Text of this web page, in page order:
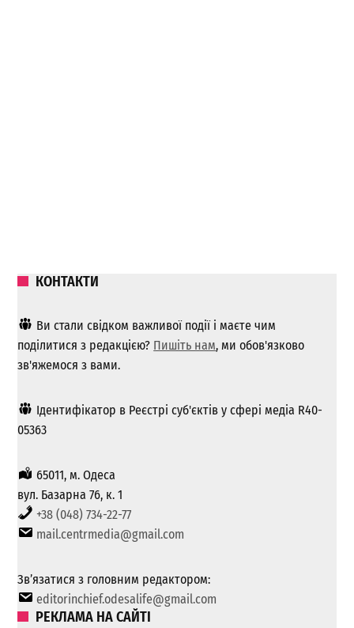
КОНТАКТИ
Ви стали свідком важливої ​​події і маєте чим
поділитися з редакцією? Пишіть нам, ми обов'язково
зв'яжемося з вами.
Ідентифікатор в Реєстрі суб'єктів у сфері медіа R40-
05363
65011, м. Одеса
вул. Базарна 76, к. 1
+38 (048) 734-22-77
mail.centrmedia@gmail.com
Зв’язатися з головним редактором:
editorinchief.odesalife@gmail.com
РЕКЛАМА НА САЙТІ